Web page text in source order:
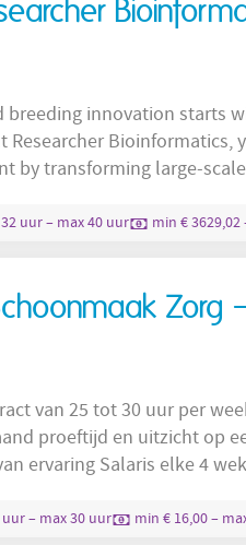
breeding innovation starts
Researcher
by transforming large-
you will help
uur – max 40 uur min € 3629,02
Zorg
en uitzicht op een vast contract
weken (13 keer per jaar)
om– max 30 uur min € 16,00 –